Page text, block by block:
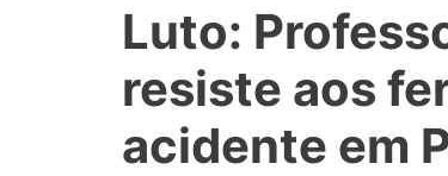
Luto:
resiste aos
acidente em